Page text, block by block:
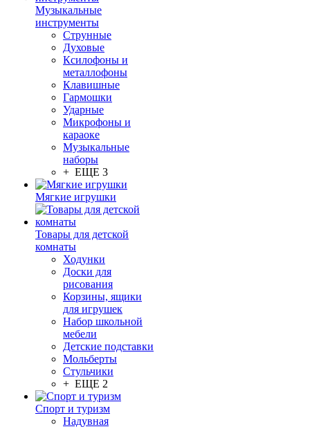
Музыкальные
инструменты
Струнные
Духовые
Ксилофоны и
металлофоны
Клавишные
Гармошки
Ударные
Микрофоны и
караоке
Музыкальные
наборы
+ ЕЩЕ 3
Мягкие игрушки
Товары для детской
комнаты
Ходунки
Доски для
рисования
Корзины, ящики
для игрушек
Набор школьной
мебели
Детские подставки
Мольберты
Стульчики
+ ЕЩЕ 2
Спорт и туризм
Надувная